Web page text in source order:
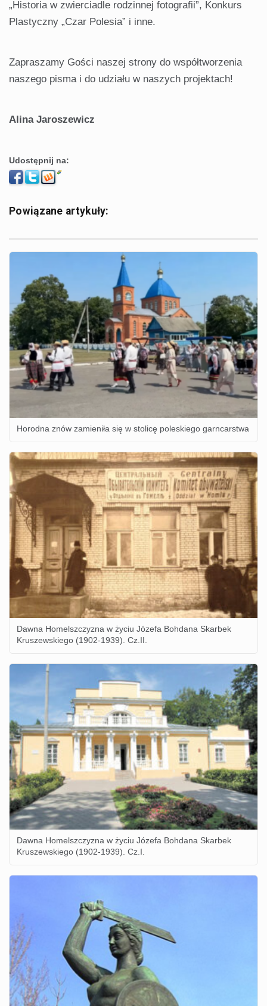
„Historia w zwierciadle rodzinnej fotografii”, Konkurs
Plastyczny „Czar Polesia” i inne.
Zapraszamy Gości naszej strony do współtworzenia
naszego pisma i do udziału w naszych projektach!
Alina Jaroszewicz
Udostępnij na:
Powiązane artykuły:
Horodna znów zamieniła się w stolicę poleskiego garncarstwa
Dawna Homelszczyzna w życiu Józefa Bohdana Skarbek
Kruszewskiego (1902-1939). Cz.II.
Dawna Homelszczyzna w życiu Józefa Bohdana Skarbek
Kruszewskiego (1902-1939). Cz.I.